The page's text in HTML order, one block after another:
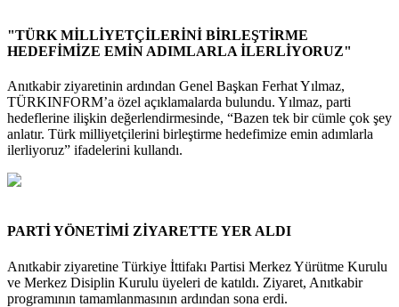
"TÜRK MİLLİYETÇİLERİNİ BİRLEŞTİRME
HEDEFİMİZE EMİN ADIMLARLA İLERLİYORUZ"
Anıtkabir ziyaretinin ardından Genel Başkan Ferhat Yılmaz,
TÜRKINFORM’a özel açıklamalarda bulundu. Yılmaz, parti
hedeflerine ilişkin değerlendirmesinde, “Bazen tek bir cümle çok şey
anlatır. Türk milliyetçilerini birleştirme hedefimize emin adımlarla
ilerliyoruz” ifadelerini kullandı.
PARTİ YÖNETİMİ ZİYARETTE YER ALDI
Anıtkabir ziyaretine Türkiye İttifakı Partisi Merkez Yürütme Kurulu
ve Merkez Disiplin Kurulu üyeleri de katıldı. Ziyaret, Anıtkabir
programının tamamlanmasının ardından sona erdi.